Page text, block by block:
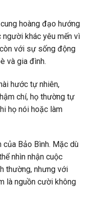
hoàng đạo hướng
khác yêu mến vì
với sự sống động
và gia đình.
hước tự nhiên,
chí, họ thường tự
họ nói hoặc làm
Bảo Bình. Mặc dù
nhìn nhận cuộc
thường, nhưng với
là nguồn cười không